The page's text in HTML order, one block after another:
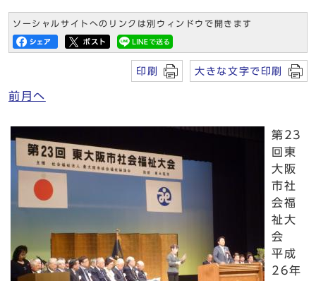
ソーシャルサイトへのリンクは別ウィンドウで開きます
印刷 大きな文字で印刷
前月へ
第23
回東
大阪
市社
会福
祉大
会
平成
26年